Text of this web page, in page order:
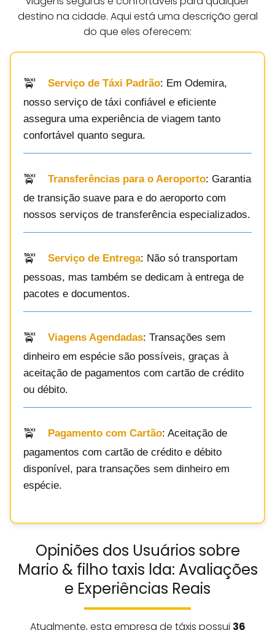
destino na cidade. Aqui está uma descrição geral
do que eles oferecem:
Serviço de Táxi Padrão: Em Odemira,
nosso serviço de táxi confiável e eficiente
assegura uma experiência de viagem tanto
confortável quanto segura.
Transferências para o Aeroporto: Garantia
de transição suave para e do aeroporto com
nossos serviços de transferência especializados.
Serviço de Entrega: Não só transportam
pessoas, mas também se dedicam à entrega de
pacotes e documentos.
Viagens Agendadas: Transações sem
dinheiro em espécie são possíveis, graças à
aceitação de pagamentos com cartão de crédito
ou débito.
Pagamento com Cartão: Aceitação de
pagamentos com cartão de crédito e débito
disponível, para transações sem dinheiro em
espécie.
Opiniões dos Usuários sobre
Mario & filho taxis lda: Avaliações
e Experiências Reais
Atualmente, esta empresa de táxis possui 36